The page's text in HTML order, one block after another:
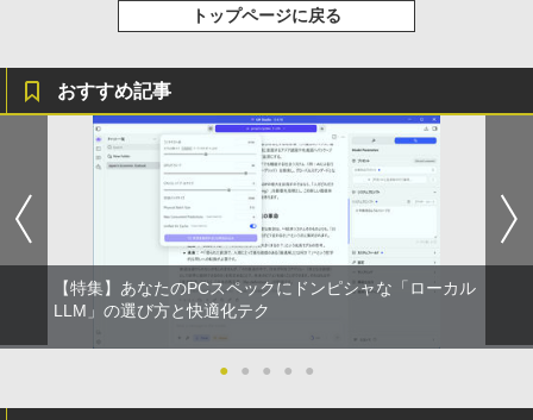
トップページに戻る
おすすめ記事
【特集】あなたのPCスペックにドンピシャな「ローカル
LLM」の選び方と快適化テク
● ● ● ● ●